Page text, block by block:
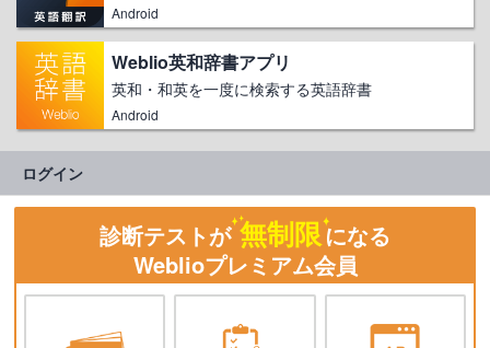
Android
Weblio英和辞書アプリ
英和・和英を一度に検索する英語辞書
Android
ログイン
診断テストが 無制限になる
Weblioプレミアム会員